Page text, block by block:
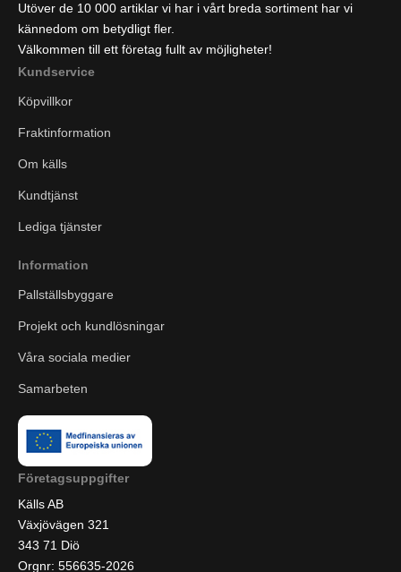
Utöver de 10 000 artiklar vi har i vårt breda sortiment har vi
kännedom om betydligt fler.
Välkommen till ett företag fullt av möjligheter!
Kundservice
Köpvillkor
Fraktinformation
Om källs
Kundtjänst
Lediga tjänster
Information
Pallställsbyggare
Projekt och kundlösningar
Våra sociala medier
Samarbeten
Företagsuppgifter
Källs AB
Växjövägen 321
343 71 Diö
Orgnr: 556635-2026